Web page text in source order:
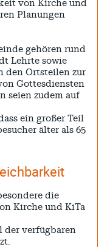
von Kirche und
Planungen
gehören rund
Lehrte sowie
den Ortsteilen zur
Gottesdiensten
seien zudem auf
ein großer Teil
älter als 65
die
Kirche und KiTa
der verfügbaren